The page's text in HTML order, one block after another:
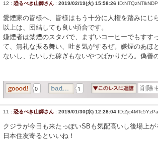
12 : 恐るべき山師さん : 2019/02/19(火) 15:58:26
愛煙家の皆様へ、皆様はもう十分に人権を踏みにじ
以上は、団結しても良い頃合です。
嫌煙者は禁煙のスタバで、まずいコーヒーでもすす
て、無礼な振る舞い、吐き気がするぜ。嫌煙のあほ
ないし、たいした稼ぎもないやつばかりだろ。偽善
0 1
11 : 恐るべき山師さん : 2019/01/30(水) 12:28:04 ID:Zjc4MTc5YzPa
クジラが今日も来たっぽいSBも気配高いし後場上
日本住友寄るといいね！